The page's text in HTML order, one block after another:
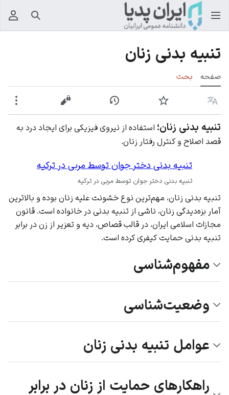
جستجو
تنبیه بدنی زنان
صفحه بحث
زبان پیگیری نمایش تاریخچهنمایش مبدأ
تنبیه بدنی زنان؛ استفاده از نیروی فیزیکی برای ایجاد درد به
قصد اصلاح و کنترل رفتار زنان.
تنبیه بدنی دختر جوان توسط مربی در ترکیه
تنبیه بدنی دختر جوان توسط مربی در ترکیه
تنبیه بدنی زنان، مهم‌ترین نوع خشونت علیه زنان بوده و بالاترین
آمار بزه‌دیدگی زنان، ناشی از تنبیه بدنی در خانواده است. قانون
مجازات اسلامی ایران، در قالب قصاص، دیه و تعزیر از زن در برابر
تنبیه بدنی حمایت کیفری کرده است.
مفهوم‌شناسی
وضعیت‌شناسی
عوامل تنبیه بدنی زنان
راهکارهای حمایت از زنان در برابر